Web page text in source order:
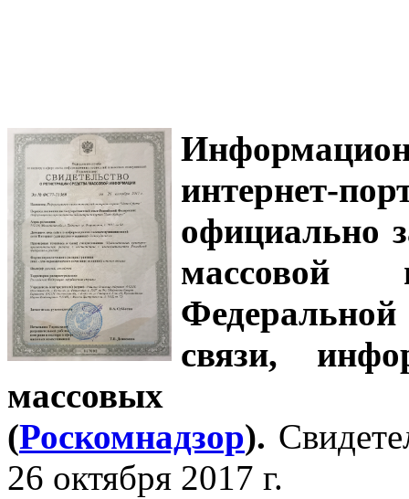
интернет-
официально
связи,
массовых
(Роскомнадзор).
26 октября 2017 г.